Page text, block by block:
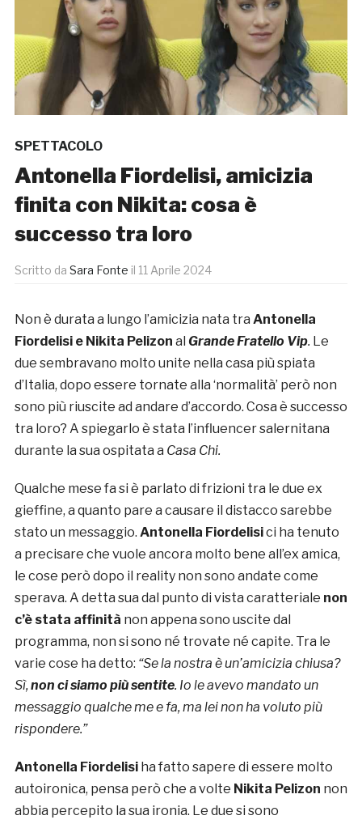
SPETTACOLO
Antonella Fiordelisi, amicizia
finita con Nikita: cosa è
successo tra loro
Scritto da Sara Fonte il 11 Aprile 2024
Non è durata a lungo l’amicizia nata tra Antonella
Fiordelisi e Nikita Pelizon al Grande Fratello Vip. Le
due sembravano molto unite nella casa più spiata
d’Italia, dopo essere tornate alla ‘normalità’ però non
sono più riuscite ad andare d’accordo. Cosa è successo
tra loro? A spiegarlo è stata l’influencer salernitana
durante la sua ospitata a Casa Chi.
Qualche mese fa si è parlato di frizioni tra le due ex
gieffine, a quanto pare a causare il distacco sarebbe
stato un messaggio. Antonella Fiordelisici ha tenuto
a precisare che vuole ancora molto bene all’ex amica,
le cose però dopo il reality non sono andate come
sperava. A detta sua dal punto di vista caratteriale non
c’è stata affinità non appena sono uscite dal
programma, non si sono né trovate né capite. Tra le
varie cose ha detto: “Se la nostra è un’amicizia chiusa?
Sì,non ci siamo più sentite. Io le avevo mandato un
messaggio qualche me e fa, ma lei non ha voluto più
rispondere.”
Antonella Fiordelisi ha fatto sapere di essere molto
autoironica, pensa però che a volte Nikita Pelizon non
abbia percepito la sua ironia. Le due si sono